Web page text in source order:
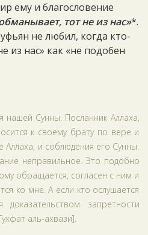
ему и благословение
тот не из нас»*.
не любил, когда кто-
из нас» как «не подобен
Сунны. Посланник Аллаха,
к своему брату по вере и
Аллаха, и соблюдения его Сунны.
неправильное. Это подобно
обращается, согласен с ним и
ко мне. А если кто ослушается
запретности
аль-ахвази].